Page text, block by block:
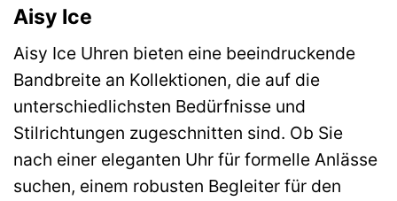
Aisy Ice
Aisy Ice Uhren bieten eine beeindruckende
Bandbreite an Kollektionen, die auf die
unterschiedlichsten Bedürfnisse und
Stilrichtungen zugeschnitten sind. Ob Sie
nach einer eleganten Uhr für formelle Anlässe
suchen, einem robusten Begleiter für den